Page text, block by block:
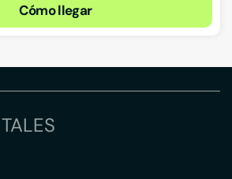
Cómo llegar